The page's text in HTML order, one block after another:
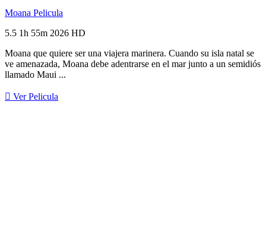
Moana Pelicula
5.5 1h 55m 2026 HD
Moana que quiere ser una viajera marinera. Cuando su isla natal se
ve amenazada, Moana debe adentrarse en el mar junto a un semidiós
llamado Maui ...
Ver Pelicula